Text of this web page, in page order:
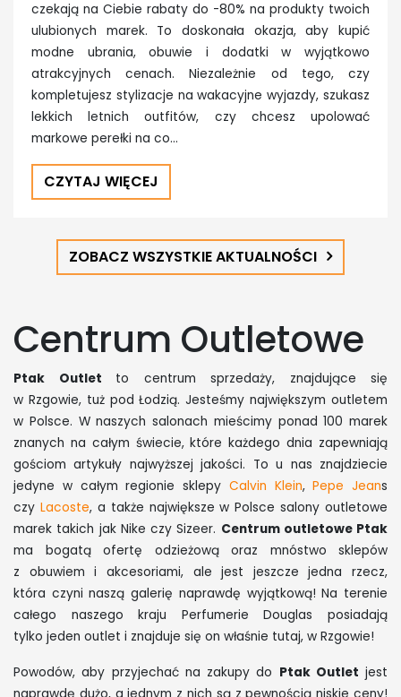
czekają na Ciebie rabaty do -80% na produkty twoich
ulubionych marek. To doskonała okazja, aby kupić
modne ubrania, obuwie i dodatki w wyjątkowo
atrakcyjnych cenach. Niezależnie od tego, czy
kompletujesz stylizacje na wakacyjne wyjazdy, szukasz
lekkich letnich outfitów, czy chcesz upolować
markowe perełki na co…
CZYTAJ WIĘCEJ
ZOBACZ WSZYSTKIE AKTUALNOŚCI
Centrum Outletowe
Ptak Outlet to centrum sprzedaży, znajdujące się
w Rzgowie, tuż pod Łodzią. Jesteśmy największym outletem
w Polsce. W naszych salonach mieścimy ponad 100 marek
znanych na całym świecie, które każdego dnia zapewniają
gościom artykuły najwyższej jakości. To u nas znajdziecie
jedyne w całym regionie sklepy Calvin Klein,Pepe Jeans
czy Lacoste, a także największe w Polsce salony outletowe
marek takich jak Nike czy Sizeer. Centrum outletowe Ptak
ma bogatą ofertę odzieżową oraz mnóstwo sklepów
z obuwiem i akcesoriami, ale jest jeszcze jedna rzecz,
która czyni naszą galerię naprawdę wyjątkową! Na terenie
całego naszego kraju Perfumerie Douglas posiadają
tylko jeden outlet i znajduje się on właśnie tutaj, w Rzgowie!
Powodów, aby przyjechać na zakupy do Ptak Outlet jest